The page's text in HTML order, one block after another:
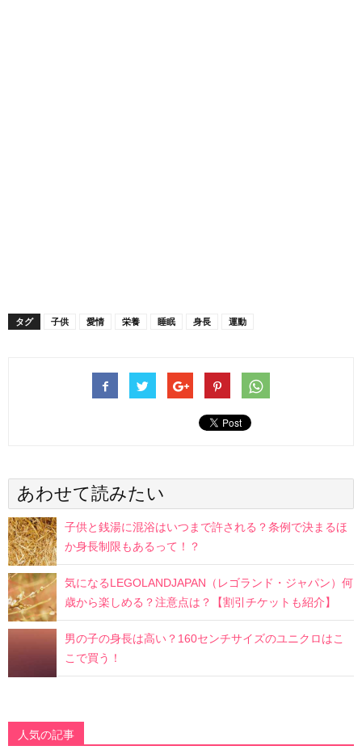
タグ 子供 愛情 栄養 睡眠 身長 運動
あわせて読みたい
子供と銭湯に混浴はいつまで許される？条例で決まるほ
か身長制限もあるって！？
気になるLEGOLANDJAPAN（レゴランド・ジャパン）何
歳から楽しめる？注意点は？【割引チケットも紹介】
男の子の身長は高い？160センチサイズのユニクロはこ
こで買う！
人気の記事